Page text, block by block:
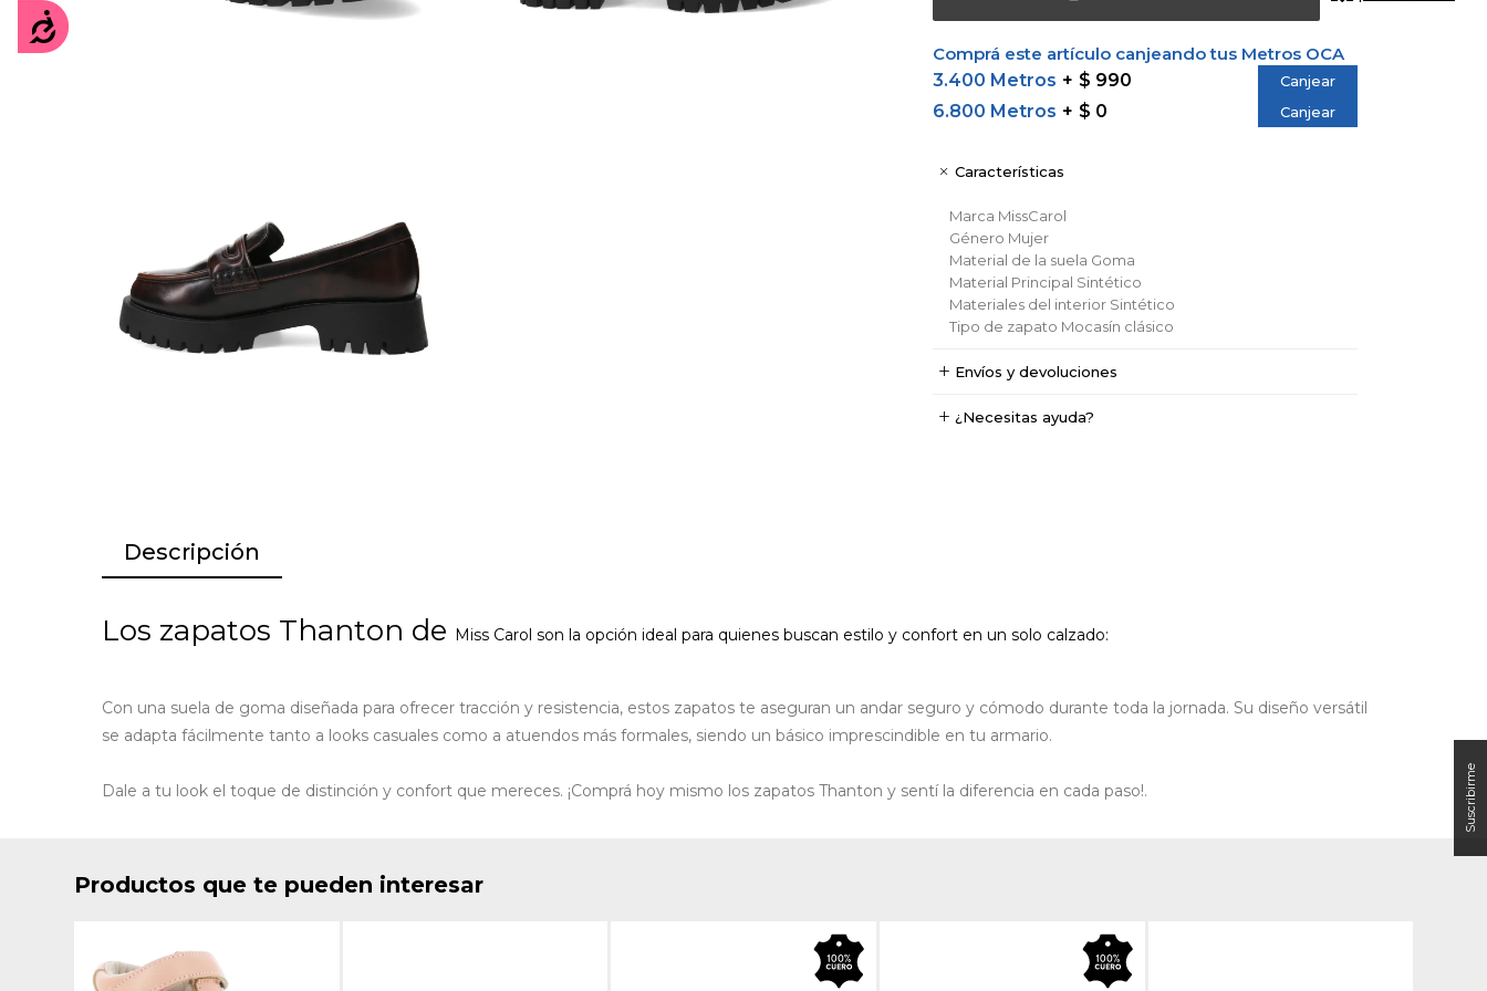
Accesibilidad
Comprá este artículo canjeando tus Metros OCA
3.400 Metros
$ 990 Canjear
6.800 Metros $ 0 Canjear
Características
Marca MissCarol
Género Mujer
Material de la suela Goma
Material Principal Sintético
Materiales del interior Sintético
Tipo de zapato Mocasín clásico
Envíos y devoluciones
¿Necesitas ayuda?
Descripción
Los zapatos Thanton de Miss Carol son la opción ideal para quienes buscan estilo y confort en un solo calzado:
Con una suela de goma diseñada para ofrecer tracción y resistencia, estos zapatos te aseguran un andar seguro y cómodo durante toda la jornada. Su diseño versátil
se adapta fácilmente tanto a looks casuales como a atuendos más formales, siendo un básico imprescindible en tu armario.
Dale a tu look el toque de distinción y confort que mereces. ¡Comprá hoy mismo los zapatos Thanton y sentí la diferencia en cada paso!.
Productos que te pueden interesar